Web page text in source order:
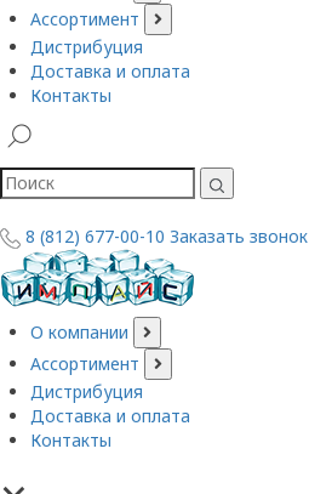
Ассортимент
Дистрибуция
Доставка и оплата
Контакты
8 (812) 677-00-10 Заказать звонок
О компании
Ассортимент
Дистрибуция
Доставка и оплата
Контакты